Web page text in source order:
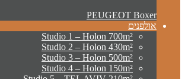
PEUGEOT Boxer
אולפנים
Studio 1 – Holon 700m²
Studio 2 – Holon 430m²
Studio 3 – Holon 500m²
Studio 4 – Holon 150m²